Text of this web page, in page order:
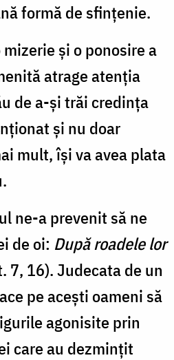
formă de sfințenie.
și o ponosire a
atrage atenția
de a-și trăi credința
și nu doar
mult, își va avea plata
ne-a prevenit să ne
de oi: După roadele lor
7, 16). Judecata de un
pe acești oameni să
agonisite prin
care au dezmințit